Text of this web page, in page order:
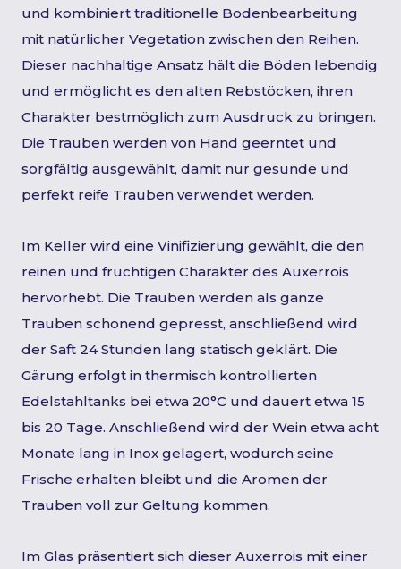
und kombiniert traditionelle Bodenbearbeitung
mit natürlicher Vegetation zwischen den Reihen.
Dieser nachhaltige Ansatz hält die Böden lebendig
und ermöglicht es den alten Rebstöcken, ihren
Charakter bestmöglich zum Ausdruck zu bringen.
Die Trauben werden von Hand geerntet und
sorgfältig ausgewählt, damit nur gesunde und
perfekt reife Trauben verwendet werden.
Im Keller wird eine Vinifizierung gewählt, die den
reinen und fruchtigen Charakter des Auxerrois
hervorhebt. Die Trauben werden als ganze
Trauben schonend gepresst, anschließend wird
der Saft 24 Stunden lang statisch geklärt. Die
Gärung erfolgt in thermisch kontrollierten
Edelstahltanks bei etwa 20°C und dauert etwa 15
bis 20 Tage. Anschließend wird der Wein etwa acht
Monate lang in Inox gelagert, wodurch seine
Frische erhalten bleibt und die Aromen der
Trauben voll zur Geltung kommen.
Im Glas präsentiert sich dieser Auxerrois mit einer